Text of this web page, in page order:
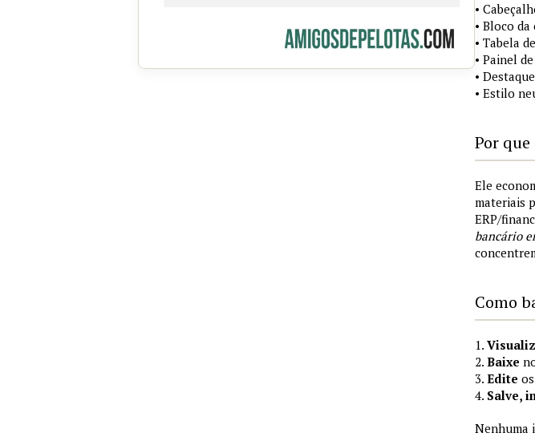
•
• Bloco
• Tabela
• Painel
•
• Estilo
Por
Ele
materiais
ERP/
bancário
Como
1.
2. Baixe
3. Edite
4. Salve,
Nenhuma